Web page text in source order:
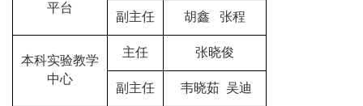
平台
副主任 胡鑫 张程
本科实验教学
中心
主任 张晓俊
副主任 韦晓茹 吴迪